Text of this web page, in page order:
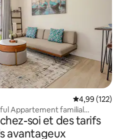
Évaluation
4,99 (122)
Appartement familial
soi et des tarifs
avantageux